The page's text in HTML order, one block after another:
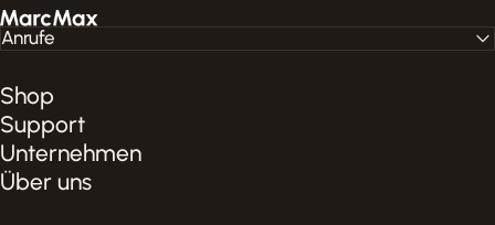
MarcMax Shop
Shop
Support
Unternehmen
Über uns
Anrufe